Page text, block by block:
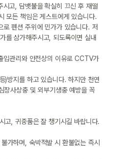
고, 담뱃불을 확실히 끄신 후 재떨
모든 책임은 게스트에게 있습니다.
펜션 주위에 민가가 있습니다. 저
를 삼가해주시고, 되도록이면 실내
입관리와 안전상의 이유로 CCTV가
)방지를 하고 있습니다. 하지만 천연
장사상충 및 외부기생충 예방을 꼭
고, 귀중품은 잘 챙기시길 바랍니다.
가하며, 숙박적발 시 환불없는 즉시